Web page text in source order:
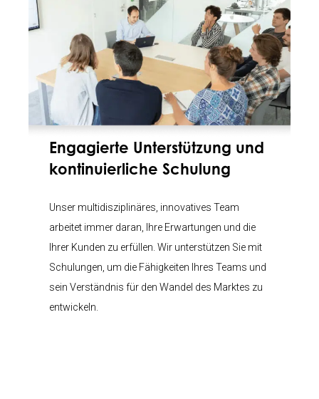
Engagierte Unterstützung und
kontinuierliche Schulung
Unser multidisziplinäres, innovatives Team
arbeitet immer daran, Ihre Erwartungen und die
Ihrer Kunden zu erfüllen. Wir unterstützen Sie mit
Schulungen, um die Fähigkeiten Ihres Teams und
sein Verständnis für den Wandel des Marktes zu
entwickeln.